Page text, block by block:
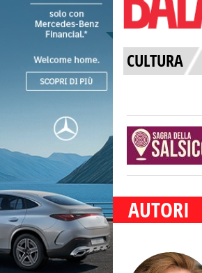
CULTURA
AUTORI